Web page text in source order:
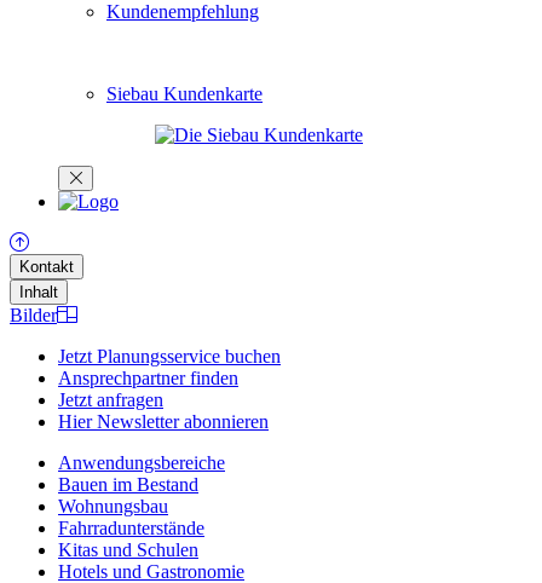
Kundenempfehlung
Siebau Kundenkarte
Kontakt
Inhalt
Bilder
Jetzt Planungsservice buchen
Ansprechpartner finden
Jetzt anfragen
Hier Newsletter abonnieren
Anwendungsbereiche
Bauen im Bestand
Wohnungsbau
Fahrradunterstände
Kitas und Schulen
Hotels und Gastronomie